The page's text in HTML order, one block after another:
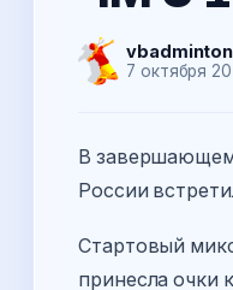
vbadminton
7 октября
В завершающем
России
Стартовый
принесла очки